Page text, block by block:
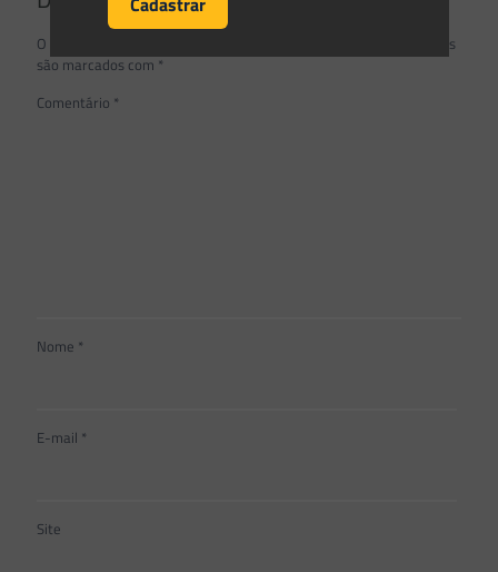
O seu endereço de e-mail não será publicado.
Campos obrigatórios
são marcados com *
Comentário *
Nome *
E-mail *
Site